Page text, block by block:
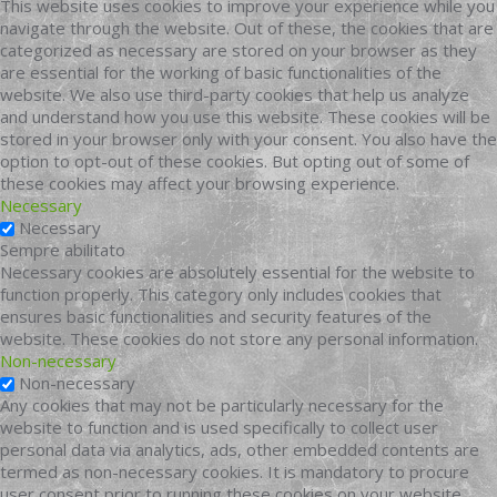
This website uses cookies to improve your experience while you
navigate through the website. Out of these, the cookies that are
categorized as necessary are stored on your browser as they
are essential for the working of basic functionalities of the
website. We also use third-party cookies that help us analyze
and understand how you use this website. These cookies will be
stored in your browser only with your consent. You also have the
option to opt-out of these cookies. But opting out of some of
these cookies may affect your browsing experience.
Necessary
Necessary
Sempre abilitato
Necessary cookies are absolutely essential for the website to
function properly. This category only includes cookies that
ensures basic functionalities and security features of the
website. These cookies do not store any personal information.
Non-necessary
Non-necessary
Any cookies that may not be particularly necessary for the
website to function and is used specifically to collect user
personal data via analytics, ads, other embedded contents are
termed as non-necessary cookies. It is mandatory to procure